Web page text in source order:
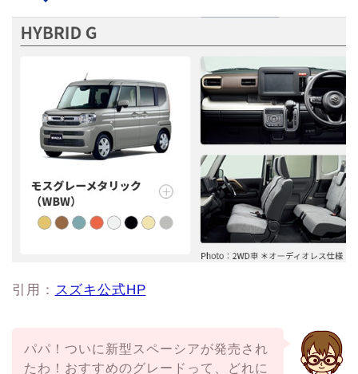
引用： スズキ公式HP
パパ！ついに新型スペーシアが発売され
たわ！おすすめのグレードって、どれに